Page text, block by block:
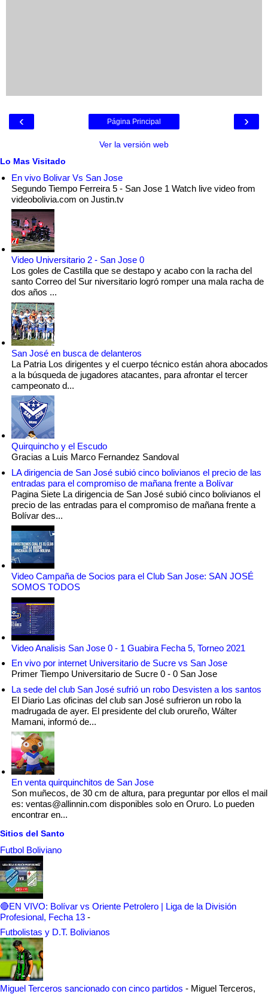
‹ ›
Página Principal
Ver la versión web
Lo Mas Visitado
En vivo Bolivar Vs San Jose
Segundo Tiempo Ferreira 5 - San Jose 1 Watch live video from
videobolivia.com on Justin.tv
Video Universitario 2 - San Jose 0
Los goles de Castilla que se destapo y acabo con la racha del
santo Correo del Sur niversitario logró romper una mala racha de
dos años ...
San José en busca de delanteros
La Patria Los dirigentes y el cuerpo técnico están ahora abocados
a la búsqueda de jugadores atacantes, para afrontar el tercer
campeonato d...
Quirquincho y el Escudo
Gracias a Luis Marco Fernandez Sandoval
LA dirigencia de San José subió cinco bolivianos el precio de las
entradas para el compromiso de mañana frente a Bolívar
Pagina Siete La dirigencia de San José subió cinco bolivianos el
precio de las entradas para el compromiso de mañana frente a
Bolívar des...
Video Campaña de Socios para el Club San Jose: SAN JOSÉ
SOMOS TODOS
Video Analisis San Jose 0 - 1 Guabira Fecha 5, Torneo 2021
En vivo por internet Universitario de Sucre vs San Jose
Primer Tiempo Universitario de Sucre 0 - 0 San Jose
La sede del club San José sufrió un robo Desvisten a los santos
El Diario Las oficinas del club san José sufrieron un robo la
madrugada de ayer. El presidente del club orureño, Wálter
Mamani, informó de...
En venta quirquinchitos de San Jose
Son muñecos, de 30 cm de altura, para preguntar por ellos el mail
es: ventas@allinnin.com disponibles solo en Oruro. Lo pueden
encontrar en...
Sitios del Santo
Futbol Boliviano
🔴EN VIVO: Bolívar vs Oriente Petrolero | Liga de la División
Profesional, Fecha 13 -
Futbolistas y D.T. Bolivianos
Miguel Terceros sancionado con cinco partidos - Miguel Terceros,